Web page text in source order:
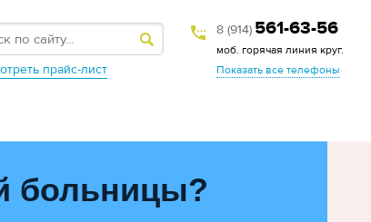
прайс-лист
8 (914) 561-63-56
моб. горячая линия круг.
Показать все телефоны
больницы?